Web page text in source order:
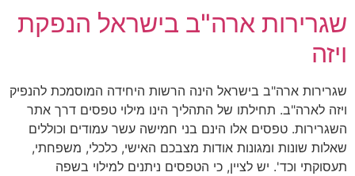
שגרירות ארה"ב בישראל הנפקת
ויזה
שגרירות ארה"ב בישראל הינה הרשות היחידה המוסמכת להנפיק
ויזה לארה"ב. תחילתו של התהליך הינו מילוי טפסים דרך אתר
השגרירות. טפסים אלו הינם בני חמישה עשר עמודים וכוללים
שאלות שונות ומגונות אודות מצבכם האישי, כלכלי, משפחתי,
תעסוקתי וכד'. יש לציין, כי הטפסים ניתנים למילוי בשפה